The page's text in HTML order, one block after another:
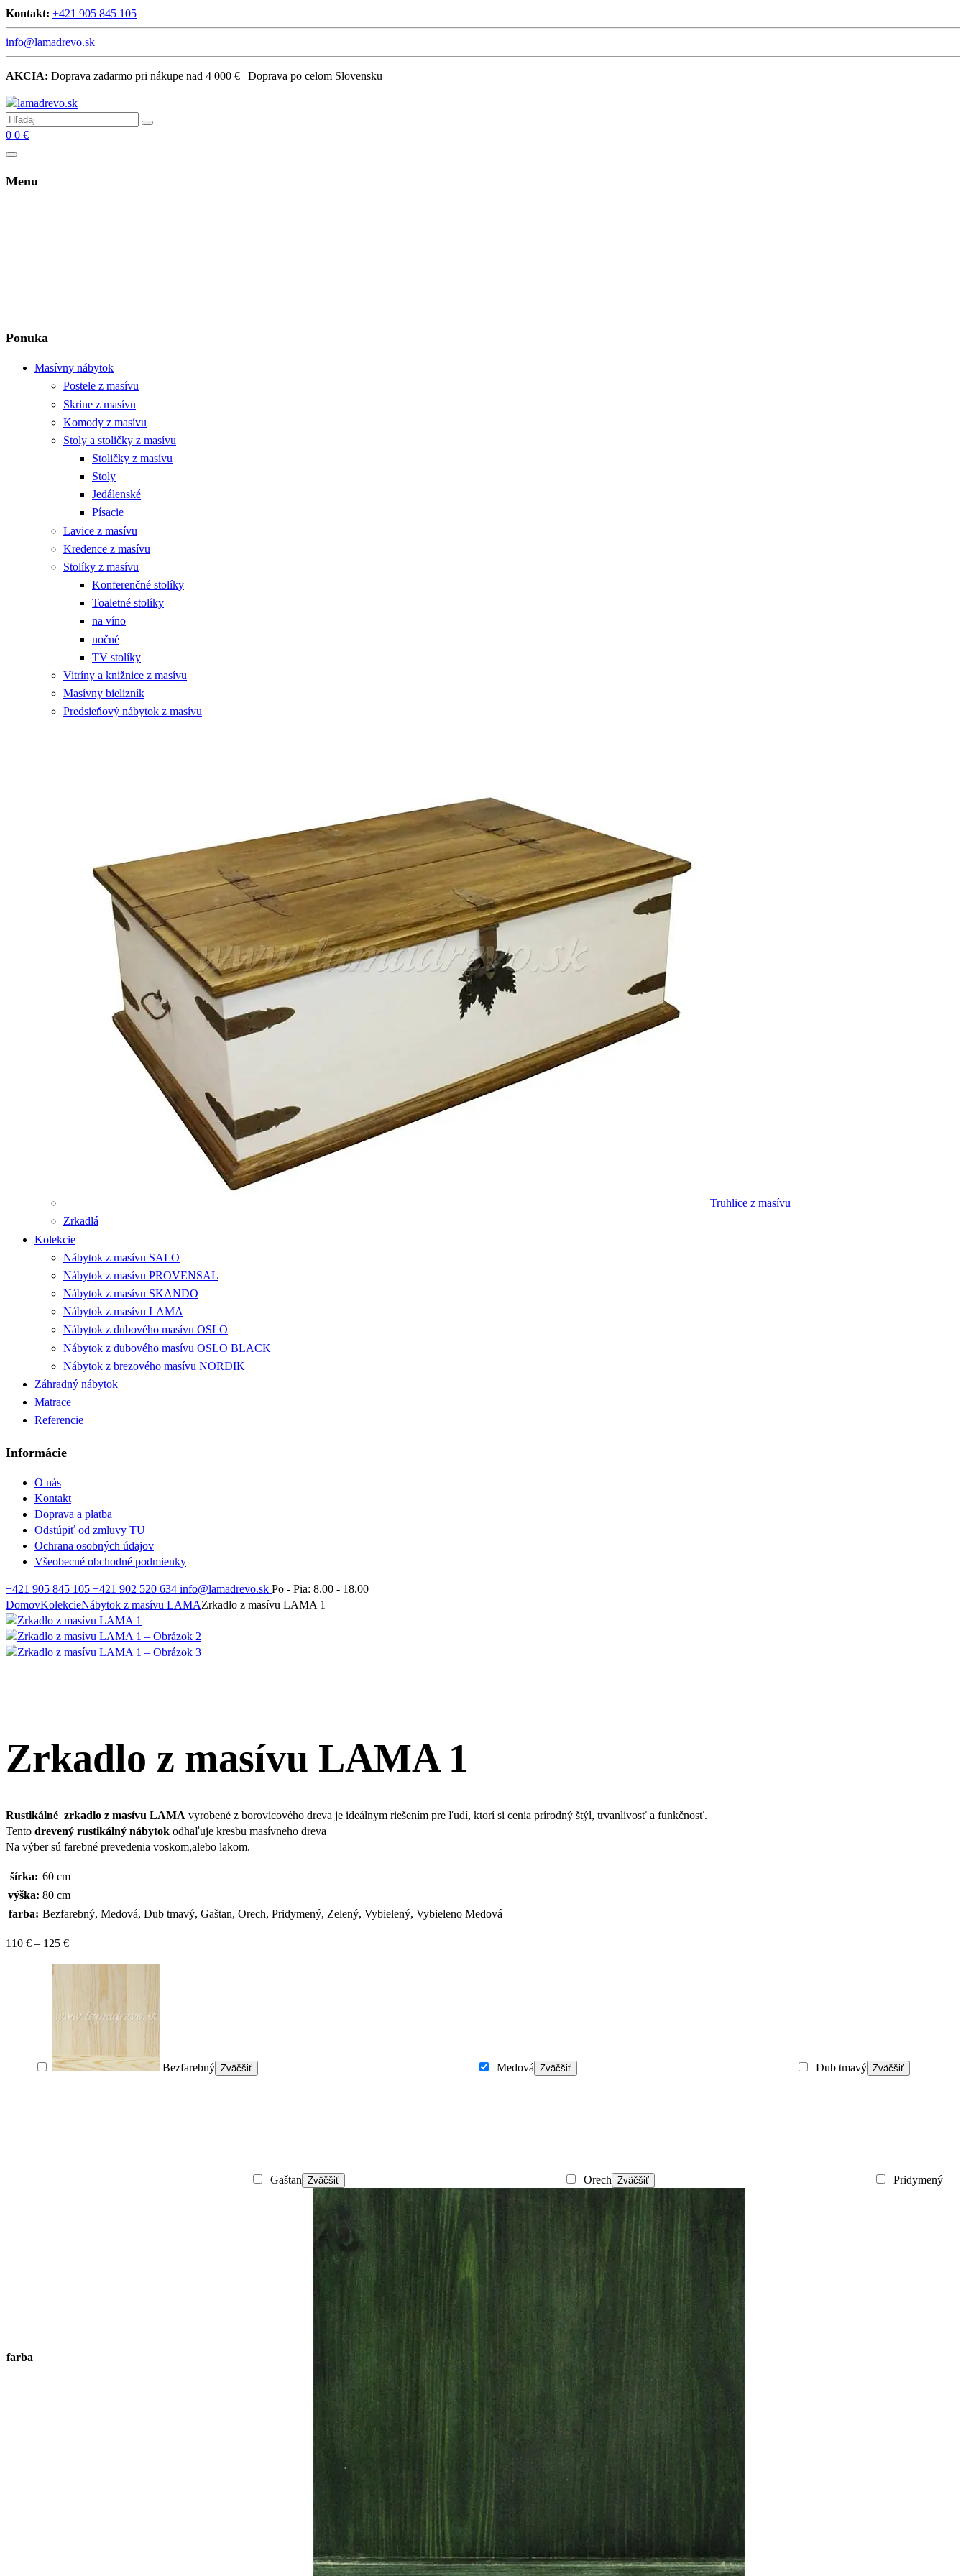
Kontakt: +421 905 845 105
info@lamadrevo.sk
AKCIA: Doprava zadarmo pri nákupe nad 4 000 € | Doprava po celom Slovensku
0 0 €
Menu
Ponuka
Masívny nábytok
Postele z masívu
Skrine z masívu
Komody z masívu
Stoly a stoličky z masívu
Stoličky z masívu
Stoly
Jedálenské
Písacie
Lavice z masívu
Kredence z masívu
Stolíky z masívu
Konferenčné stolíky
Toaletné stolíky
na víno
nočné
TV stolíky
Vitríny a knižnice z masívu
Masívny bielizník
Predsieňový nábytok z masívu
Truhlice z masívu
Zrkadlá
Kolekcie
Nábytok z masívu SALO
Nábytok z masívu PROVENSAL
Nábytok z masívu SKANDO
Nábytok z masívu LAMA
Nábytok z dubového masívu OSLO
Nábytok z dubového masívu OSLO BLACK
Nábytok z brezového masívu NORDIK
Záhradný nábytok
Matrace
Referencie
Informácie
O nás
Kontakt
Doprava a platba
Odstúpiť od zmluvy TU
Ochrana osobných údajov
Všeobecné obchodné podmienky
+421 905 845 105 +421 902 520 634 info@lamadrevo.sk Po - Pia: 8.00 - 18.00
DomovKolekcieNábytok z masívu LAMAZrkadlo z masívu LAMA 1
Zrkadlo z masívu LAMA 1
Rustikálné zrkadlo z masívu LAMA vyrobené z borovicového dreva je ideálnym riešením pre ľudí, ktorí si cenia prírodný štýl, trvanlivosť a funkčnosť.
Tento drevený rustikálný nábytok odhaľuje kresbu masívneho dreva
Na výber sú farebné prevedenia voskom,alebo lakom.
šírka: 60 cm
výška: 80 cm
farba: Bezfarebný, Medová, Dub tmavý, Gaštan, Orech, Pridymený, Zelený, Vybielený, Vybieleno Medová
110 € – 125 €Price
farba
Bezfarebný Zväčšiť Medová Zväčšiť Dub tmavý Zväčšiť
Gaštan Zväčšiť Orech Zväčšiť Pridymený